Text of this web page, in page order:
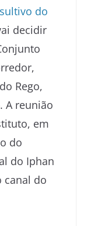
do
decidir
Rego,
A reunião
em
do
do Iphan
canal do